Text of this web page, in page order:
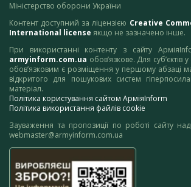
Міністерство оборони України
Контент доступний за ліцензією Creative
International license якщо не зазначено інше.
При використанні контенту з сайту
armyinform.com.ua обов’язкове. Для суб’єктів
обов’язковим є розміщення у першому абзаці
відкритого для пошукових систем
матеріал.
Політика користування сайтом АрміяInform
Політика використання файлів cookie
Зауваження та пропозиції по роботі сайту
webmaster@armyinform.com.ua